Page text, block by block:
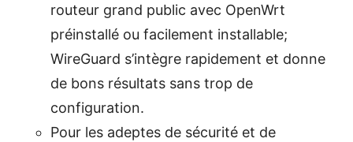
routeur grand public avec OpenWrt
préinstallé ou facilement installable;
WireGuard s’intègre rapidement et donne
de bons résultats sans trop de
configuration.
Pour les adeptes de sécurité et de